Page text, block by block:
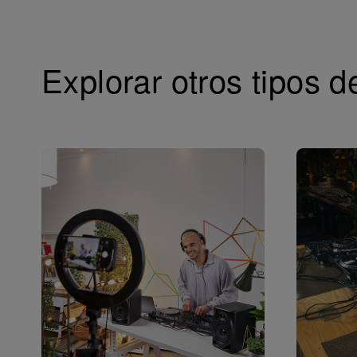
Explorar otros tipos